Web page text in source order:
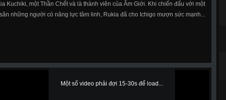
Kuchiki, một Thần Chết và là thành viên của Âm Giới. Khi chiến đấu với một
những người có năng lực tâm linh, Rukia đã cho Ichigo mượn sức mạnh...
Một số video phải đợi 15-30s để load...